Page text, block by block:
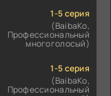
1-5 серия
(BaibaKo,
Профессиональный
многоголосый)
1-5 серия
(BaibaKo,
Профессиональный